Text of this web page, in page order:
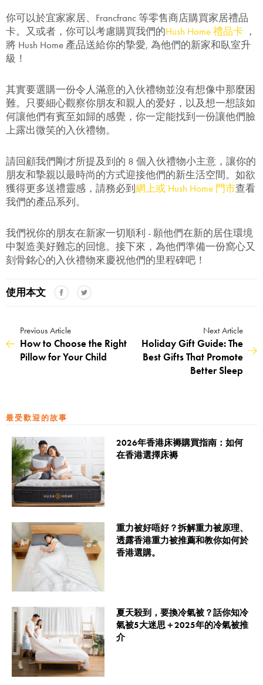
你可以於宜家家居、Francfranc 等零售商店購買家居禮品
卡。又或者，你可以考慮購買我們的Hush Home 禮品卡 ，
將 Hush Home 產品送給你的摯愛, 為他們的新家和臥室升
級！
其實要選購一份令人滿意的入伙禮物並沒有想像中那麼困
難。只要細心觀察你朋友和親人的爱好，以及想一想該如
何讓他們有賓至如歸的感覺，你一定能找到一份讓他們臉
上露出微笑的入伙禮物。
請回顧我們剛才所提及到的 8 個入伙禮物小主意，讓你的
朋友和摯親以最時尚的方式迎接他們的新生活空間。如欲
獲得更多送禮靈感，請務必到網上或 Hush Home 門市查看
我們的產品系列。
我們祝你的朋友在新家一切順利 - 願他們在新的居住環境
中製造美好難忘的回憶。接下來，為他們準備一份窩心又
刻骨銘心的入伙禮物來慶祝他們的里程碑吧！
使用本文
Previous Article
How to Choose the Right
Pillow for Your Child
Next Article
Holiday Gift Guide: The
Best Gifts That Promote
Better Sleep
最受歡迎的故事
2026年香港床褥購買指南：如何
在香港選擇床褥
重力被好唔好？拆解重力被原理、
透露香港重力被推薦和教你如何於
香港選購。
夏天殺到，要換冷氣被？話你知冷
氣被5大迷思＋2025年的冷氣被推
介